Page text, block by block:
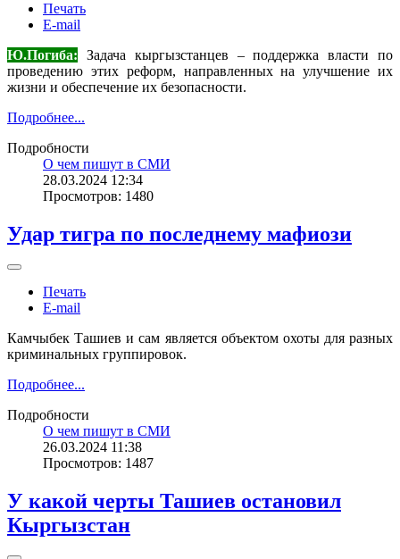
Печать
E-mail
Ю.Погиба: Задача кыргызстанцев – поддержка власти по
проведению этих реформ, направленных на улучшение их
жизни и обеспечение их безопасности.
Подробнее...
Подробности
О чем пишут в СМИ
28.03.2024 12:34
Просмотров: 1480
Удар тигра по последнему мафиози
Печать
E-mail
Камчыбек Ташиев и сам является объектом охоты для разных
криминальных группировок.
Подробнее...
Подробности
О чем пишут в СМИ
26.03.2024 11:38
Просмотров: 1487
У какой черты Ташиев остановил
Кыргызстан